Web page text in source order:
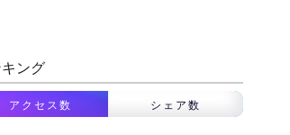
ング
アクセス数 シェア数